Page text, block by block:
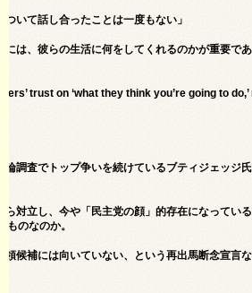
いて話し合ったことは一度もない」
は、彼らの生活に何をしてくれるのかが重要で
trust on ‘what they think you’re going to do,’
調査でトップ争いを続けているブティジェッジ
対立し、今や「民主党の顔」的存在になってい
ものなのか。
候補には向いていない、という再出馬断念宣言な